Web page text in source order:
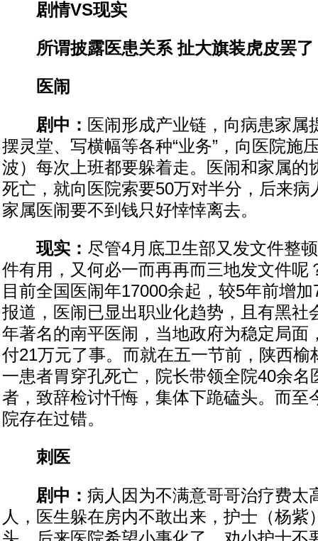
剧情VS现实
所谓披露医患关系 扯大旗装虎皮罢了
医闹
剧中： 医闹形成产业链，向病患家属
摆灵堂、写横幅等各种“业务”，向医院施
波）每次上班都要躲着走。医闹和家属的
死亡，就向医院索要50万对半分，后来病
家属医闹要不到钱只好悻悻离去。
现实： 尽管4月底卫生部又发文件整
件有用，又何必一而再再而三地发文件呢
目前全国医闹年17000余起，较5年前增
报道，医闹已显出职业化趋势，且有黑社
年著名的南平医闹，当地政府为稳定局面
付21万元了事。而就在五一节前，陕西榆
一患者胃穿孔死亡，院长带领全院40余名
者，致辞检讨忏悔，集体下跪磕头。而至
院存在过错。
刺医
剧中： 病人因为不满意哥哥治疗费太
人，医生躲在房内不敢出来，护士（杨紫